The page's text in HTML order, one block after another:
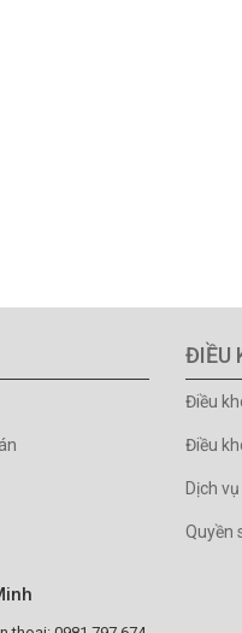
ĐIỀU
Điều
Điều
Dịch
Quyền